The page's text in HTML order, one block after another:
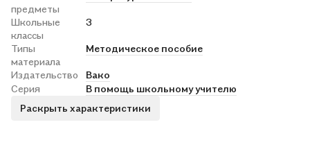
предметы
Школьные
классы
3
Типы
материала
Методическое пособие
Издательство
Вако
Серия
В помощь школьному учителю
Раскрыть характеристики